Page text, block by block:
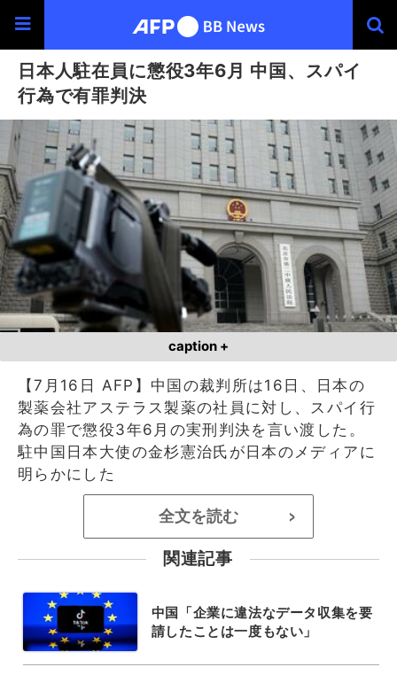
日本人駐在員に懲役3年6月 中国、スパイ
行為で有罪判決
caption +
【7月16日 AFP】中国の裁判所は16日、日本の
製薬会社アステラス製薬の社員に対し、スパイ行
為の罪で懲役3年6月の実刑判決を言い渡した。
駐中国日本大使の金杉憲治氏が日本のメディアに
明らかにした
全文を読む >
関連記事
中国「企業に違法なデータ収集を要
請したことは一度もない」